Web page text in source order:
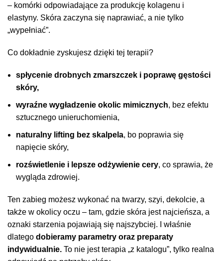
– komórki odpowiadające za produkcję kolagenu i
elastyny. Skóra zaczyna się naprawiać, a nie tylko
„wypełniać”.
Co dokładnie zyskujesz dzięki tej terapii?
spłycenie drobnych zmarszczek i poprawę gęstości
skóry,
wyraźne wygładzenie okolic mimicznych, bez efektu
sztucznego unieruchomienia,
naturalny lifting bez skalpela, bo poprawia się
napięcie skóry,
rozświetlenie i lepsze odżywienie cery, co sprawia, że
wygląda zdrowiej.
Ten zabieg możesz wykonać na twarzy, szyi, dekolcie, a
także w okolicy oczu – tam, gdzie skóra jest najcieńsza, a
oznaki starzenia pojawiają się najszybciej. I właśnie
dlatego dobieramy parametry oraz preparaty
indywidualnie. To nie jest terapia „z katalogu”, tylko realna